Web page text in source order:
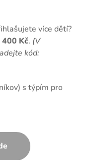
více dětí?
400 Kč. (V
kód:
s týpím pro